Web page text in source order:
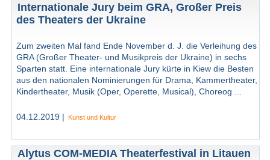
Internationale Jury beim GRA, Großer Preis
des Theaters der Ukraine
Zum zweiten Mal fand Ende November d. J. die Verleihung des
GRA (Großer Theater- und Musikpreis der Ukraine) in sechs
Sparten statt. Eine internationale Jury kürte in Kiew die Besten
aus den nationalen Nominierungen für Drama, Kammertheater,
Kindertheater, Musik (Oper, Operette, Musical), Choreog ...
04.12.2019 | Kunst und Kultur
Alytus COM-MEDIA Theaterfestival in Litauen